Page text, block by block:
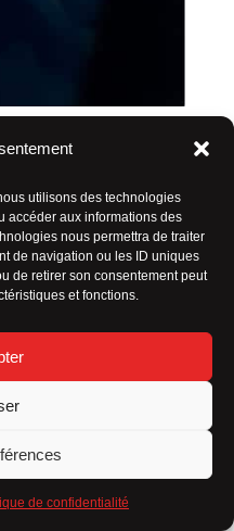
utilisons des technologies
accéder aux informations des
nous permettra de traiter
de navigation ou les ID uniques
de retirer son consentement peut
et fonctions.
de confidentialité
confiance
, ma valeur